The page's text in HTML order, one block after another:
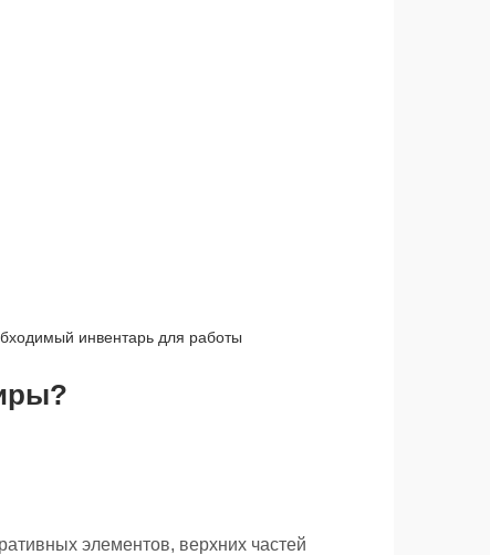
инвентарь для работы
элементов, верхних частей